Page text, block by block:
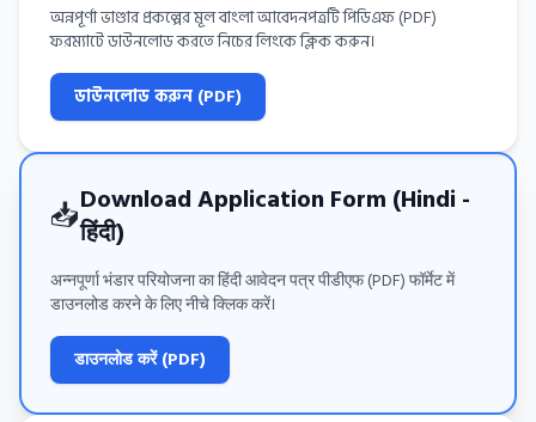
অন্নপূর্ণা ভাণ্ডার প্রকল্পের মূল বাংলা আবেদনপত্রটি পিডিএফ (PDF)
ফরম্যাটে ডাউনলোড করতে নিচের লিংকে ক্লিক করুন।
ডাউনলোড করুন (PDF)
📥Download Application Form (Hindi -
हिंदी)
अन्नपूर्णा भंडार परियोजना का हिंदी आवेदन पत्र पीडीएफ (PDF) फॉर्मेट में
डाउनलोड करने के लिए नीचे क्लिक करें।
डाउनलोड करें (PDF)